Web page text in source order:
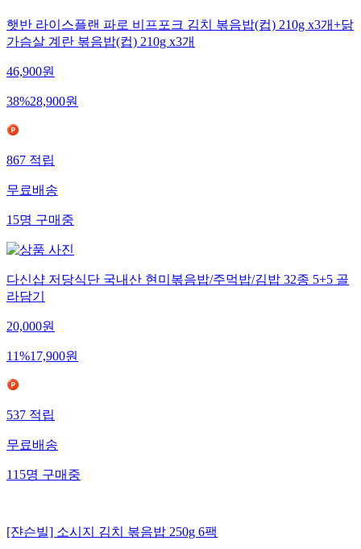
햇반 라이스플랜 파로 비프포크 김치 볶음밥(컵) 210g x3개+닭
가슴살 계란 볶음밥(컵) 210g x3개
46,900원
38%28,900원
867적립
무료배송
15명구매중
다신샵 저당식단 국내산 현미볶음밥/주먹밥/김밥 32종 5+5 골
라담기
20,000원
11%17,900원
537적립
무료배송
115명구매중
[쟌슨빌] 소시지 김치 볶음밥 250g 6팩